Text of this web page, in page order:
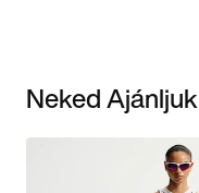
Neked Ajánljuk